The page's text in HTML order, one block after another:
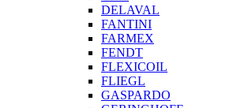
DELAVAL
FANTINI
FARMEX
FENDT
FLEXICOIL
FLIEGL
GASPARDO